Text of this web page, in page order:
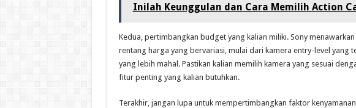
Inilah Keunggulan dan Cara Memilih Action
Kedua, pertimbangkan budget yang kalian miliki. Sony
rentang harga yang bervariasi, mulai dari kamera entry-level yang
yang lebih mahal. Pastikan kalian memilih kamera yang sesuai
fitur penting yang kalian butuhkan.
Terakhir, jangan lupa untuk mempertimbangkan faktor